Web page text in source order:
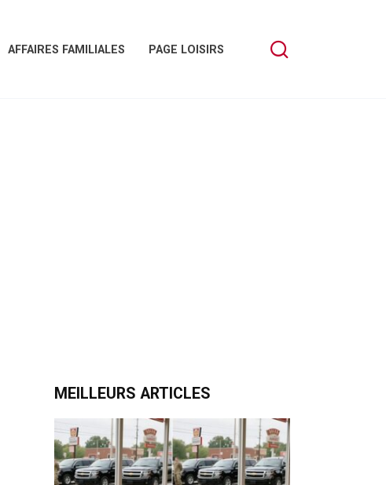
AFFAIRES FAMILIALES PAGE LOISIRS
MEILLEURS ARTICLES